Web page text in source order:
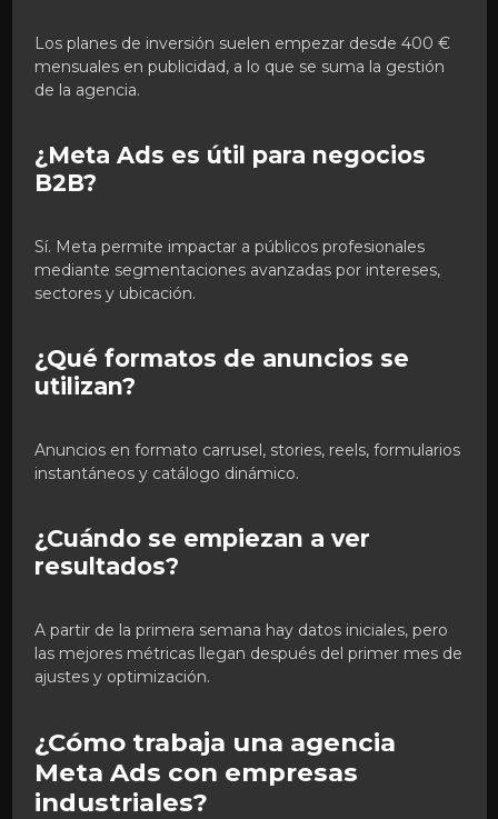
Los planes de inversión suelen empezar desde 400 €
mensuales en publicidad, a lo que se suma la gestión
de la agencia.
¿Meta Ads es útil para negocios
B2B?
Sí. Meta permite impactar a públicos profesionales
mediante segmentaciones avanzadas por intereses,
sectores y ubicación.
¿Qué formatos de anuncios se
utilizan?
Anuncios en formato carrusel, stories, reels, formularios
instantáneos y catálogo dinámico.
¿Cuándo se empiezan a ver
resultados?
A partir de la primera semana hay datos iniciales, pero
las mejores métricas llegan después del primer mes de
ajustes y optimización.
¿Cómo trabaja una agencia
Meta Ads con empresas
industriales?